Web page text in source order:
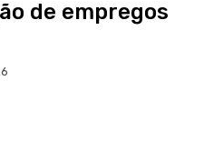
de empregos